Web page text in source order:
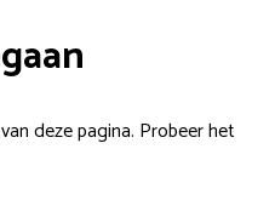
deze pagina. Probeer het